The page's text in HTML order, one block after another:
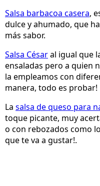
Salsa barbacoa casera,
dulce y ahumado, que
más sabor.
Salsa Césaral igual que
ensaladas pero a quien
la empleamos con
manera, todo es probar!
La salsa de queso para
toque picante, muy
o con rebozados como
que te va a gustar!.